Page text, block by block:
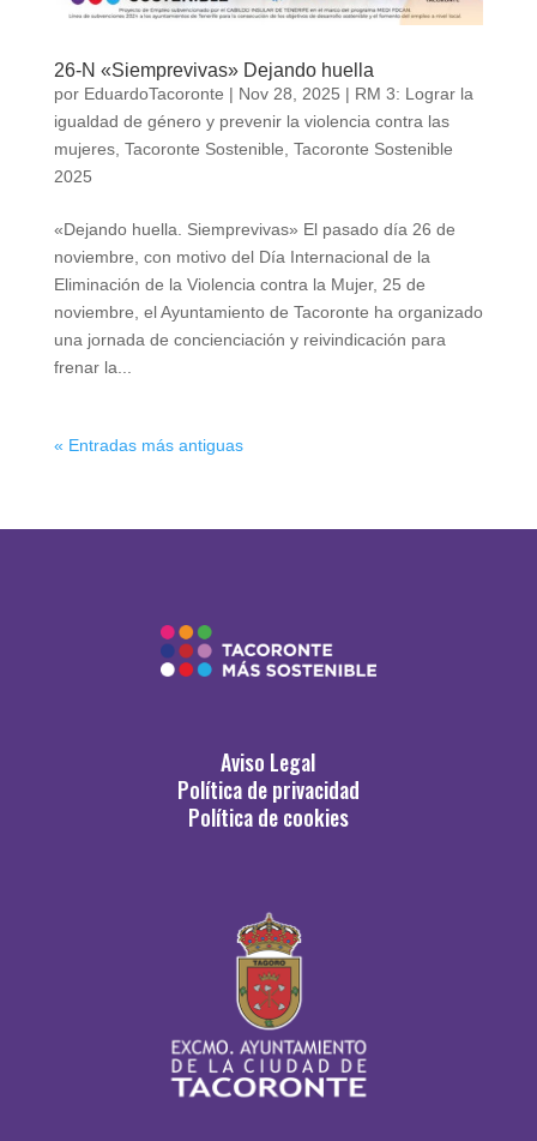
26-N «Siemprevivas» Dejando huella
por EduardoTacoronte | Nov 28, 2025 | RM 3: Lograr la
igualdad de género y prevenir la violencia contra las
mujeres, Tacoronte Sostenible Tacoronte Sostenible
2025
«Dejando huella. Siemprevivas» El pasado día 26 de
noviembre, con motivo del Día Internacional de la
Eliminación de la Violencia contra la Mujer, 25 de
noviembre, el Ayuntamiento de Tacoronte ha organizado
una jornada de concienciación y reivindicación para
frenar la...
« Entradas más antiguas
Aviso Legal
Política de privacidad
Política de cookies